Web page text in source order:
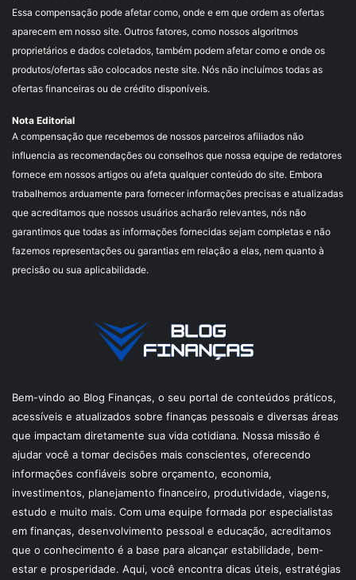
Essa compensação pode afetar como, onde e em que ordem as ofertas
aparecem em nosso site. Outros fatores, como nossos algoritmos
proprietários e dados coletados, também podem afetar como e onde os
produtos/ofertas são colocados neste site. Nós não incluímos todas as
ofertas financeiras ou de crédito disponíveis.
Nota Editorial
A compensação que recebemos de nossos parceiros afiliados não
influencia as recomendações ou conselhos que nossa equipe de redatores
fornece em nossos artigos ou afeta qualquer conteúdo do site. Embora
trabalhemos arduamente para fornecer informações precisas e atualizadas
que acreditamos que nossos usuários acharão relevantes, nós não
garantimos que todas as informações fornecidas sejam completas e não
fazemos representações ou garantias em relação a elas, nem quanto à
precisão ou sua aplicabilidade.
Bem-vindo ao Blog Finanças, o seu portal de conteúdos práticos,
acessíveis e atualizados sobre finanças pessoais e diversas áreas
que impactam diretamente sua vida cotidiana. Nossa missão é
ajudar você a tomar decisões mais conscientes, oferecendo
informações confiáveis sobre orçamento, economia,
investimentos, planejamento financeiro, produtividade, viagens,
estudo e muito mais. Com uma equipe formada por especialistas
em finanças, desenvolvimento pessoal e educação, acreditamos
que o conhecimento é a base para alcançar estabilidade, bem-
estar e prosperidade. Aqui, você encontra dicas úteis, estratégias